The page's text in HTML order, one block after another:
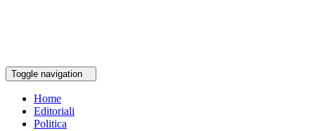
Toggle navigation
Home
Editoriali
Politica